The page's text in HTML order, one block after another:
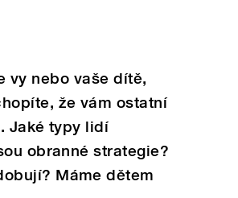
vy nebo vaše dítě,
že vám ostatní
Jaké typy lidí
obranné strategie?
Máme dětem